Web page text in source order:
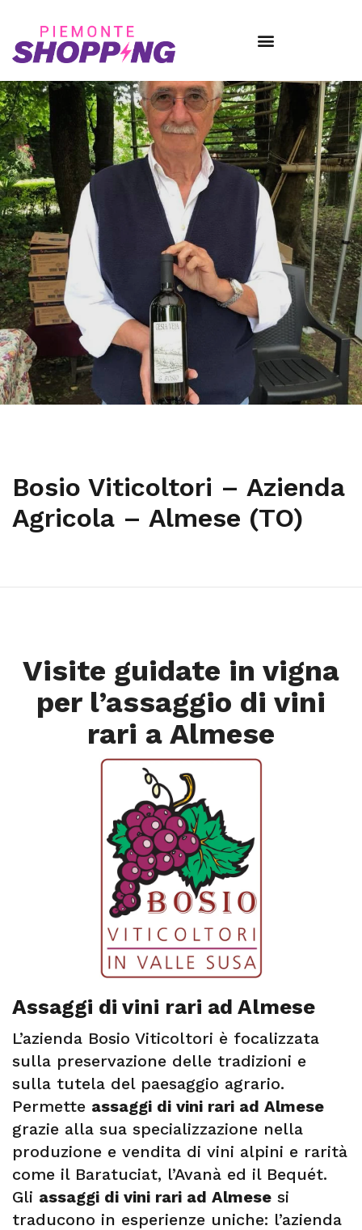
Bosio Viticoltori – Azienda
Agricola – Almese (TO)
Visite guidate in vigna
per l’assaggio di vini
rari a Almese
Assaggi di vini rari ad Almese
L’azienda Bosio Viticoltori è focalizzata
sulla preservazione delle tradizioni e
sulla tutela del paesaggio agrario.
Permette assaggi di vini rari ad Almese
grazie alla sua specializzazione nella
produzione e vendita di vini alpini e rarità
come il Baratuciat, l’Avanà ed il Bequét.
Gli assaggi di vini rari ad Almese si
traducono in esperienze uniche: l’azienda